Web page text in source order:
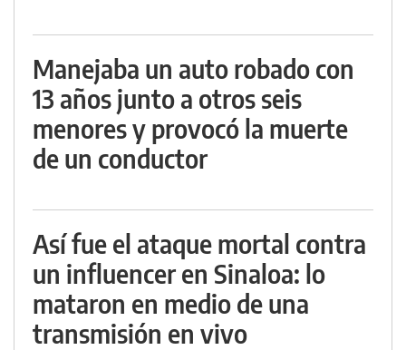
Manejaba un auto robado con
13 años junto a otros seis
menores y provocó la muerte
de un conductor
Así fue el ataque mortal contra
un influencer en Sinaloa: lo
mataron en medio de una
transmisión en vivo